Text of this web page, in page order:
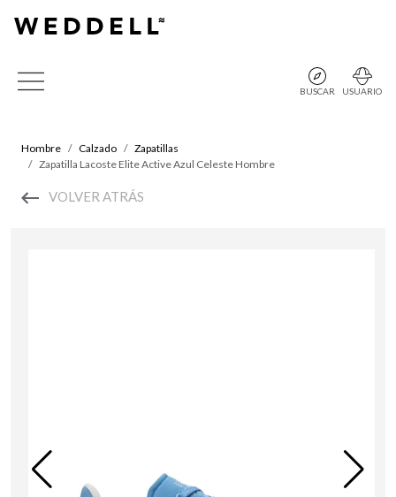
BUSCAR USUARIO
Hombre Calzado
Zapatillas
Zapatilla Lacoste Elite Active Azul Celeste Hombre
VOLVER ATRÁS